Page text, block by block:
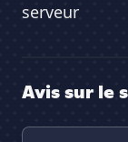
serveur
Avis sur le